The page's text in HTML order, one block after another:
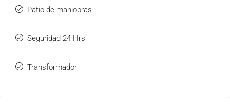
Patio de maniobras
Seguridad 24 Hrs
Transformador